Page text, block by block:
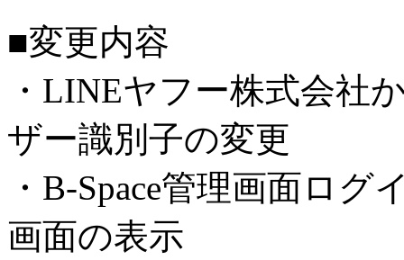
■変更内容
・LINEヤフー株式会社
ザー識別子の変更
・B-Space管理画面ロ
画面の表示